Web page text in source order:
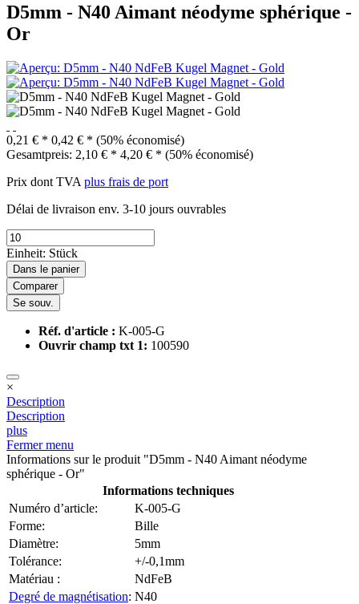
D5mm - N40 Aimant néodyme sphérique -
Or
0,21 € * 0,42 € * (50% économisé)
Gesamtpreis: 2,10 € * 4,20 € * (50% économisé)
Prix dont TVA plus frais de port
Délai de livraison env. 3-10 jours ouvrables
Einheit: Stück
Dans le panier
Comparer
Se souv.
Réf. d'article : K-005-G
Ouvrir champ txt 1: 100590
×
Description
Description
plus
Fermer menu
Informations sur le produit "D5mm - N40 Aimant néodyme
sphérique - Or"
Informations techniques
Numéro d’article:
K-005-G
Forme:
Bille
Diamètre:
5mm
Tolérance:
+/-0,1mm
Matériau :
NdFeB
Degré de magnétisation: N40